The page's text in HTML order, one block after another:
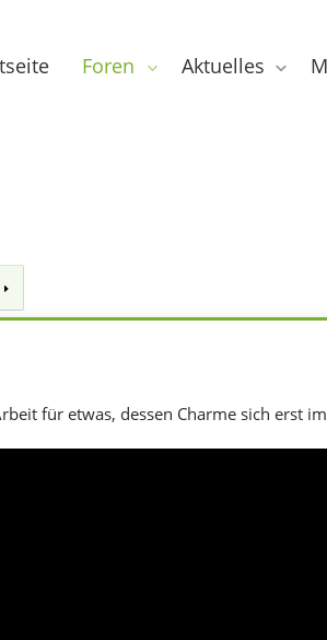
Foren Aktuelles
für etwas, dessen Charme sich erst